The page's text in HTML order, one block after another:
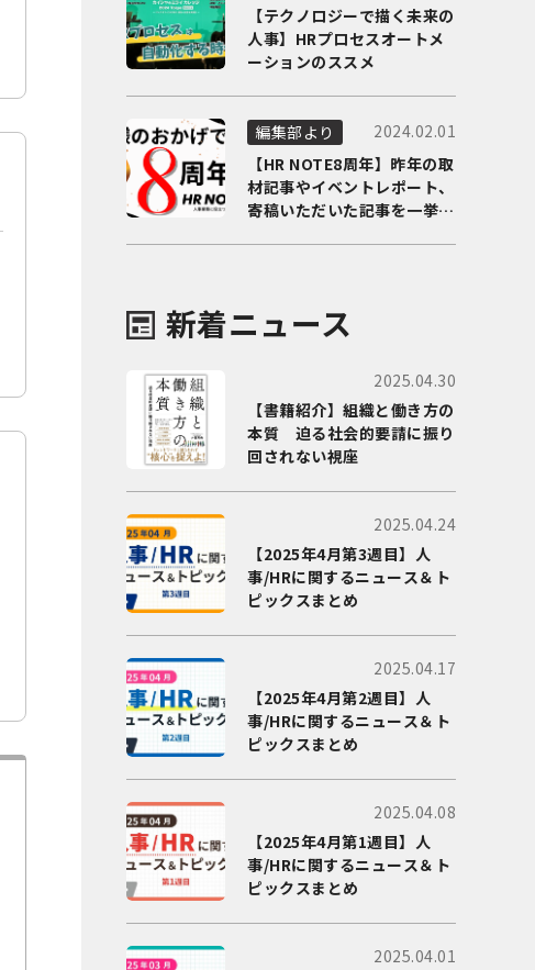
【テクノロジーで描く未来の
人事】HRプロセスオートメ
ーションのススメ
編集部より
2024.02.01
【HR NOTE8周年】昨年の取
材記事やイベントレポート、
寄稿いただいた記事を一挙に
新着ニュース
2025.04.30
【書籍紹介】組織と働き方の
本質 迫る社会的要請に振り
回されない視座
2025.04.24
【2025年4月第3週目】人
事/HRに関するニュース＆ト
ピックスまとめ
2025.04.17
【2025年4月第2週目】人
事/HRに関するニュース＆ト
ピックスまとめ
2025.04.08
【2025年4月第1週目】人
事/HRに関するニュース＆ト
ピックスまとめ
2025.04.01